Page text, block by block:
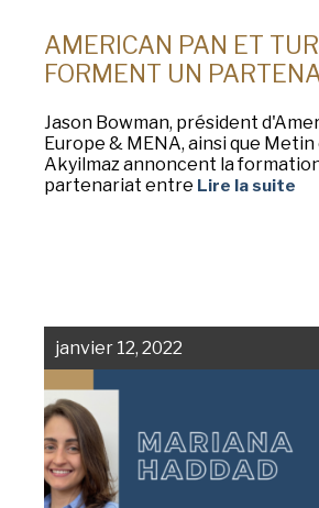
AMERICAN PAN ET
FORMENT UN
Jason Bowman, président
Europe & MENA, ainsi que
Akyilmaz annoncent la
partenariat entre Lire la suite
janvier 12, 2022